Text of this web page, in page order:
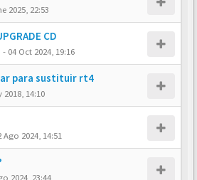
2025, 22:53
CD
- 04 Oct 2024, 19:16
para sustituir rt4
2018, 14:10
Ago 2024, 14:51
2024, 23:44